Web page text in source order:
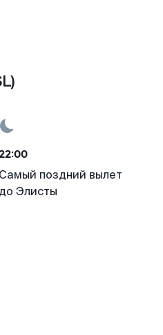
Самый поздний вылет
до Элисты